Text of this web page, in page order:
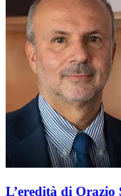
L’eredità di Orazio